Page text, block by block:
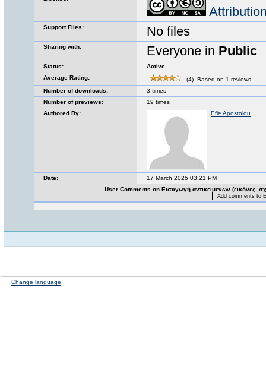
Support Files: No files
Sharing with: Everyone in Public
Status:
Active
Average Rating:
(4). Based on 1 reviews.
Number of downloads:
3 times
Number of previews:
19 times
Authored By:
Efie Apostolou
Date:
17 March 2025 03:21 PM
User Comments on Εισαγωγή αντικειμένων (εικόνες,
Add comments to
Change language